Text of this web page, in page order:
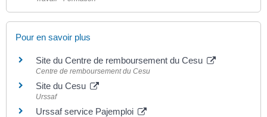
Pour en savoir plus
Site du Centre de remboursement du Cesu
Centre de remboursement du Cesu
Site du Cesu
Urssaf
Urssaf service Pajemploi